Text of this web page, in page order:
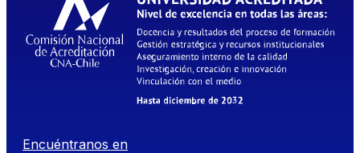
Encuéntranos en